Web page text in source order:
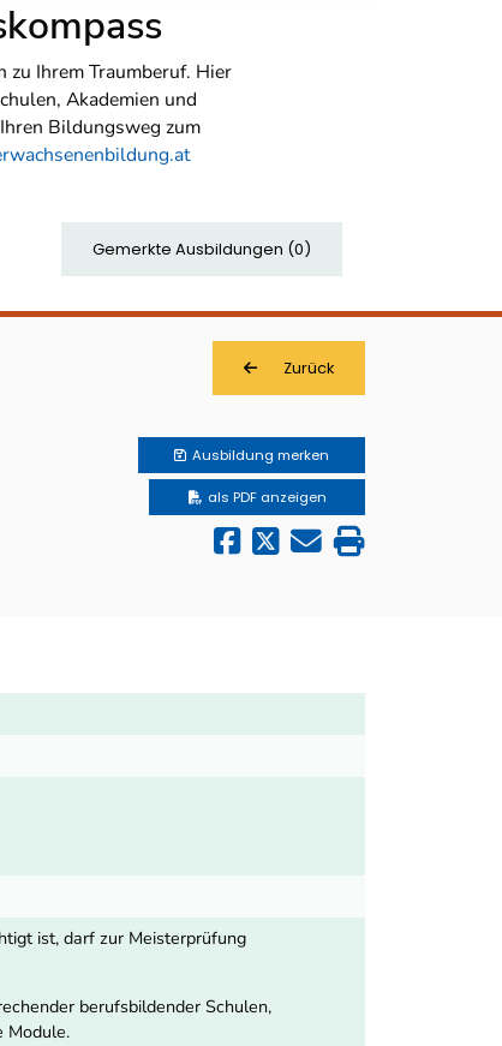
Ihrem Traumberuf. Hier
Akademien und
Bildungsweg zum
Gemerkte Ausbildungen (0)
Zurück
Ausbildung merken
als PDF anzeigen
ist, darf zur Meisterprüfung
berufsbildender Schulen,
Module.